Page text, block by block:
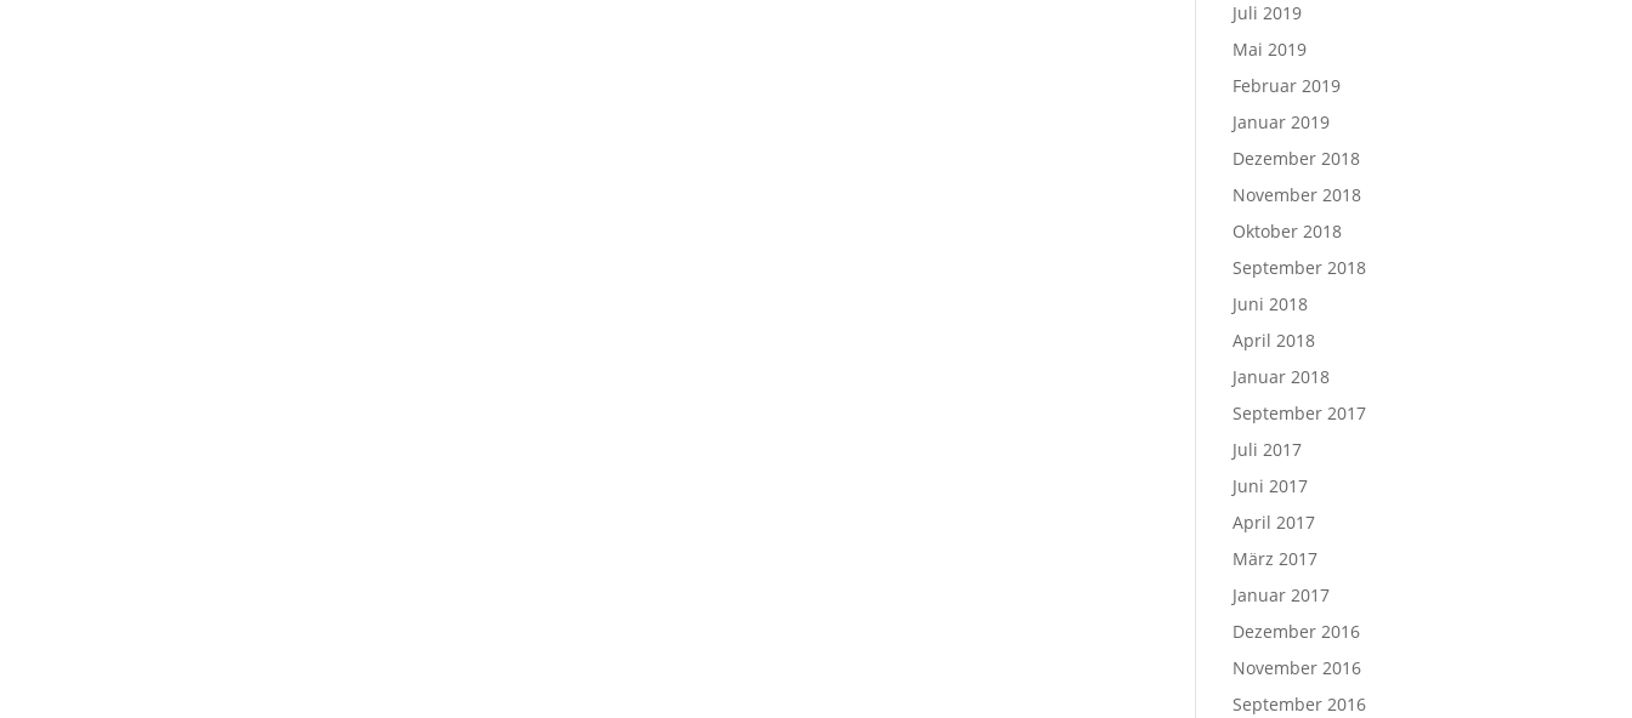
Juli 2019
Mai 2019
Februar 2019
Januar 2019
Dezember 2018
November 2018
Oktober 2018
September 2018
Juni 2018
April 2018
Januar 2018
September 2017
Juli 2017
Juni 2017
April 2017
März 2017
Januar 2017
Dezember 2016
November 2016
September 2016